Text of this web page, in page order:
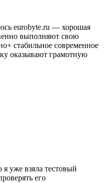
eurobyte.ru — хорошая
выполняют свою
стабильное современное
оказывают грамотную
уже взяла тестовый
его